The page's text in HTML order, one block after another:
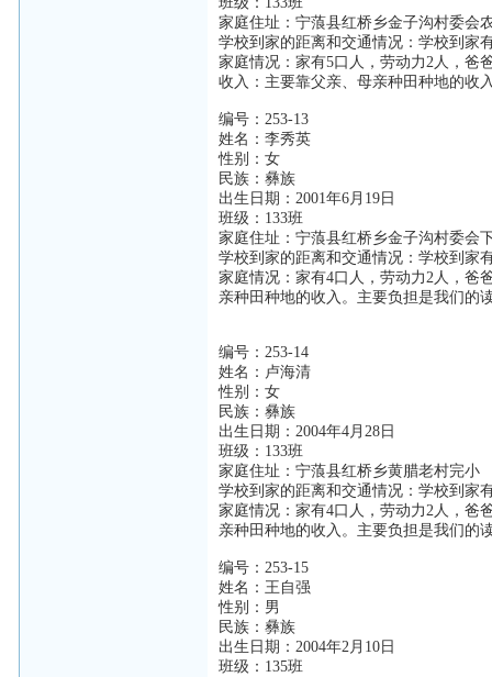
家庭住址：宁蒗县红桥乡金子沟村委会
学校到家的距离和交通情况：学校到家
家庭情况：家有5口人，劳动力2人，爸
收入：主要靠父亲、母亲种田种地的收
编号：253-13
姓名：李秀英
性别：女
民族：彝族
出生日期：2001年6月19日
班级：133班
家庭住址：宁蒗县红桥乡金子沟村委会
学校到家的距离和交通情况：学校到家
家庭情况：家有4口人，劳动力2人，爸
亲种田种地的收入。主要负担是我们的
编号：253-14
姓名：卢海清
性别：女
民族：彝族
出生日期：2004年4月28日
班级：133班
家庭住址：宁蒗县红桥乡黄腊老村完小
学校到家的距离和交通情况：学校到家
家庭情况：家有4口人，劳动力2人，爸
亲种田种地的收入。主要负担是我们的
编号：253-15
姓名：王自强
性别：男
民族：彝族
出生日期：2004年2月10日
班级：135班